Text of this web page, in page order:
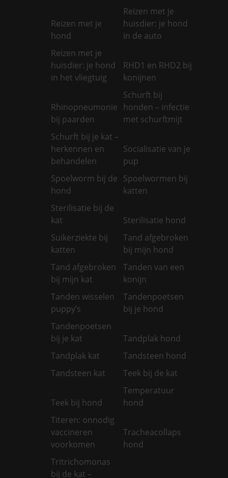
Reizen met je
hond
Reizen met je
huisdier: je hond
in de auto
Reizen met je
huisdier: je hond
in het vliegtuig
RHD1 en RHD2 bij
konijnen
Rhinopneumonie
bij paarden
Schurft bij
honden – infectie
met schurftmijt
Schurft bij je kat –
herkennen en
behandelen
Socialisatie van je
pup
Spoelworm bij de
hond
Spoelwormen bij
katten
Sterilisatie bij de
kat
Sterilisatie hond
Suikerziekte bij
katten
Tand afgebroken
bij mijn hond
Tand afgebroken
bij mijn kat
Tanden van een
konijn
Tanden wisselen
puppy’s
Tandenpoetsen
bij je hond
Tandenpoetsen
bij je kat
Tandplak hond
Tandplak kat
Tandsteen hond
Tandsteen kat
Teek bij de kat
Teek bij hond
Temperatuur
hond
Titeren: onnodig
vaccineren
voorkomen
Tracheacollaps
hond
Tritrichomonas
bij de kat –